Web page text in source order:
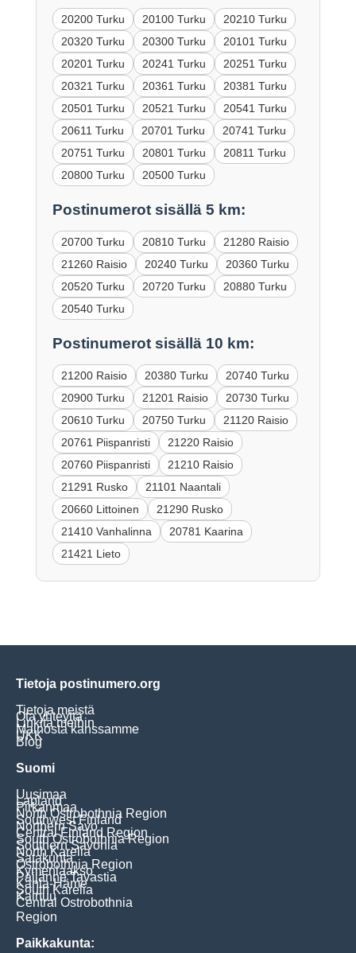
20200 Turku 20100 Turku
20210 Turku
20320 Turku
20300 Turku
20101 Turku
20201 Turku
20241 Turku
20251 Turku
20321 Turku
20361 Turku
20381 Turku
20501 Turku
20521 Turku
20541 Turku
20611 Turku
20701 Turku
20741 Turku
20751 Turku
20801 Turku
20811 Turku
20800 Turku
20500 Turku
Postinumerot sisällä 5 km:
20700 Turku 20810 Turku
21280 Raisio
21260 Raisio
20240 Turku
20360 Turku
20520 Turku
20720 Turku
20880 Turku
20540 Turku
Postinumerot sisällä 10 km:
21200 Raisio 20380 Turku
20740 Turku
20900 Turku
21201 Raisio
20730 Turku
20610 Turku
20750 Turku
21120 Raisio
20761 Piispanristi
21220 Raisio
20760 Piispanristi
21210 Raisio
21291 Rusko
21101 Naantali
20660 Littoinen
21290 Rusko
21410 Vanhalinna
20781 Kaarina
21421 Lieto
Tietoja postinumero.org
Tietoja meistä
Ota yhteyttä
Linkitä meihin
Mainosta kanssamme
UKK
Blog
Suomi
Uusimaa
Lapland
Pirkanmaa
North Ostrobothnia Region
Southwest Finland
Northern Savo
Central Finland Region
South Ostrobothnia Region
Southern Savonia
North Karelia
Satakunta
Ostrobothnia Region
Kymenlaakso
Päijänne Tavastia
Kanta-Häme
South Karelia
Kainuu
Central Ostrobothnia
Region
Paikkakunta: